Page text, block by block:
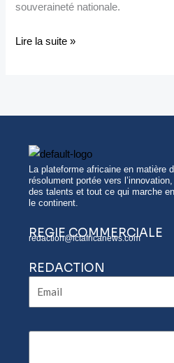
souveraineté nationale.
en
Lire la suite »
La plateforme africaine en matière
résolument portée vers
des talents et tout ce qui marche
le continent.
REGIE COMMERCIALE
redaction@ictafricanews.com
REDACTION